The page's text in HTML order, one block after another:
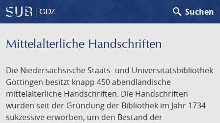
GDZ search Suchen
Mittelalterliche Handschriften
Die Niedersächsische Staats- und Universitätsbibliothek
Göttingen besitzt knapp 450 abendländische
mittelalterliche Handschriften. Die Handschriften
wurden seit der Gründung der Bibliothek im Jahr 1734
sukzessive erworben, um den Bestand der